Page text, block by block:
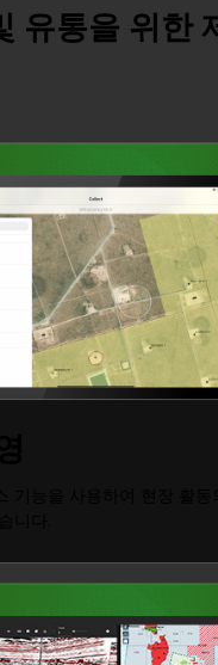
유통을 위한